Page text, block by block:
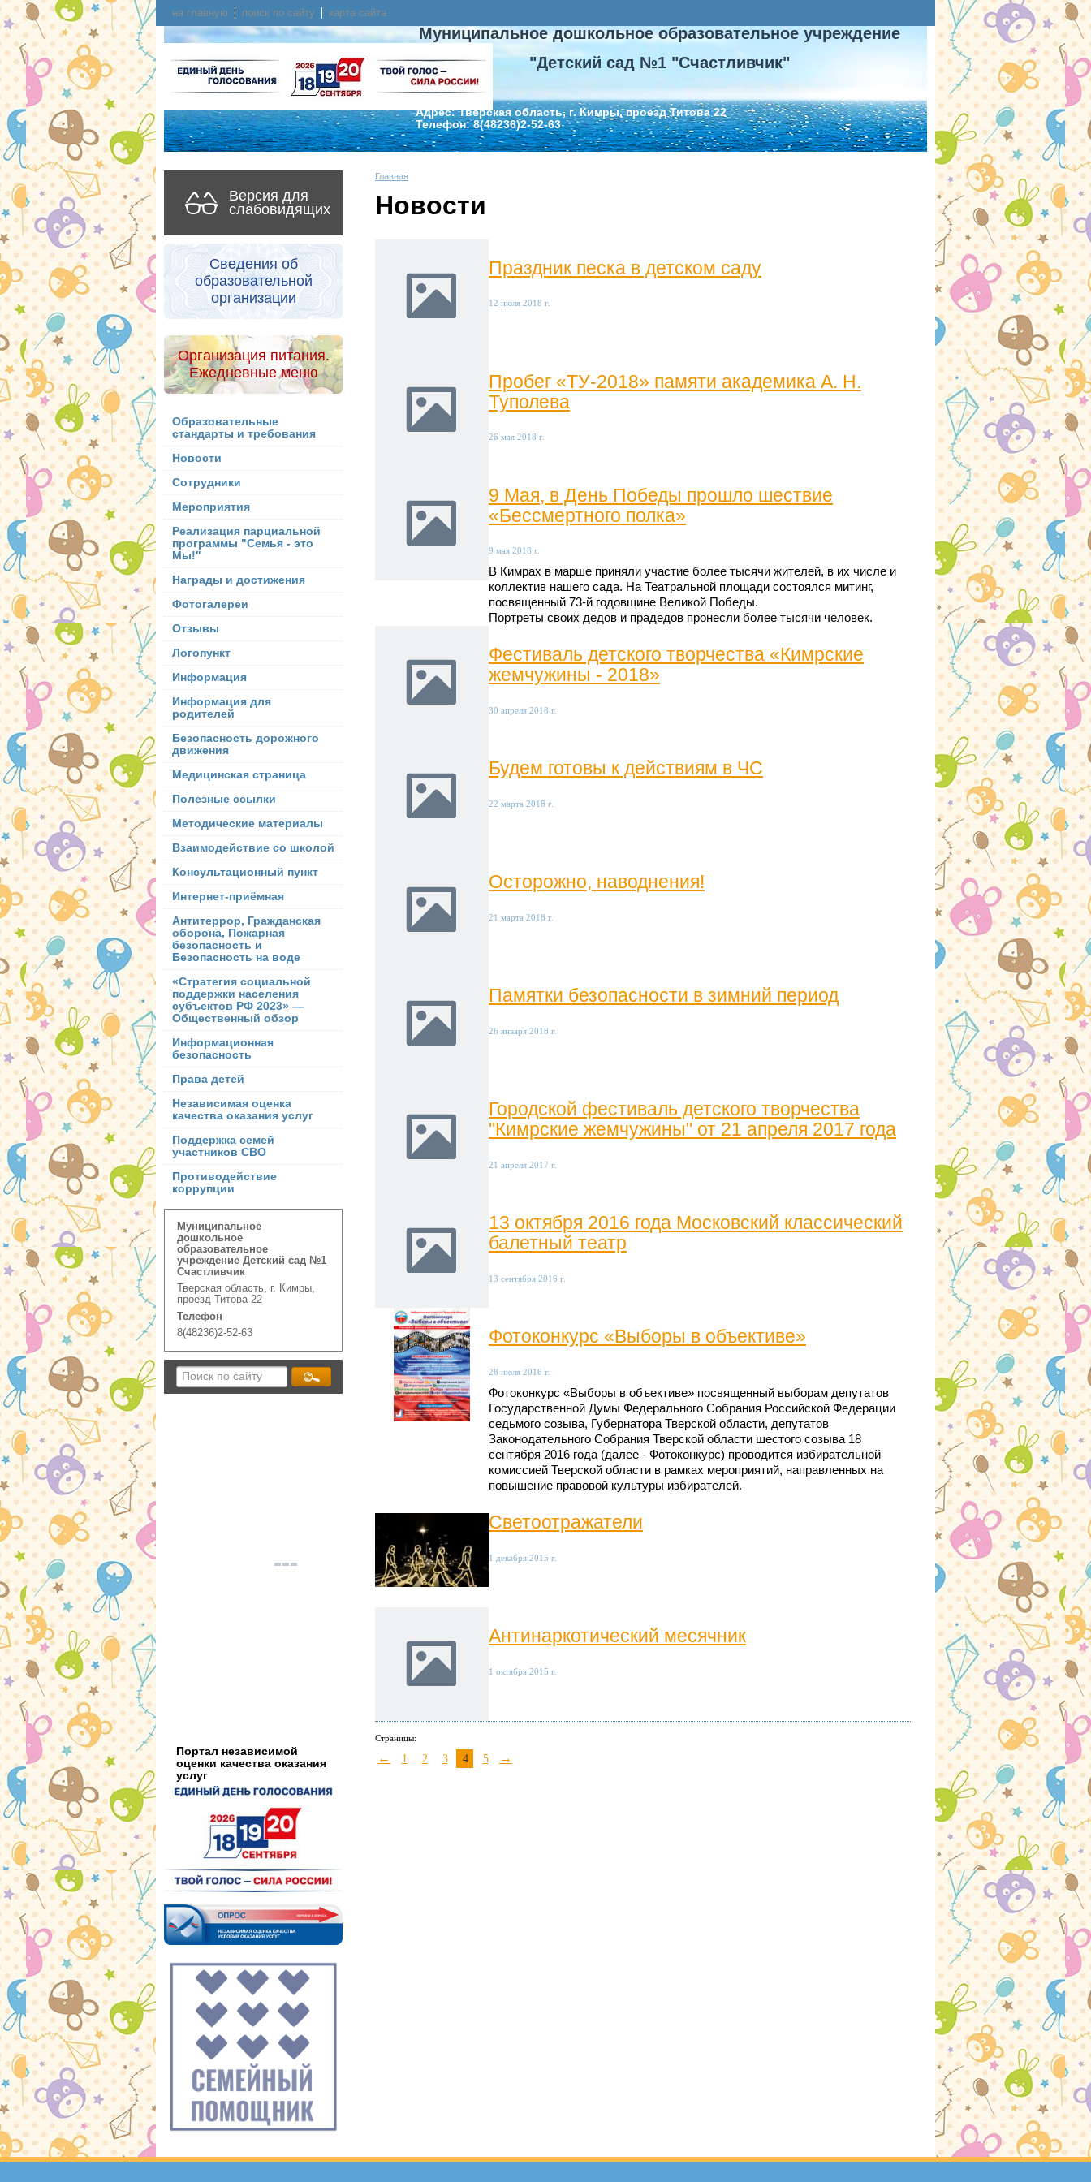
на главную поиск по сайту карта сайта
Муниципальное дошкольное образовательное учреждение
"Детский сад №1 "Счастливчик"
Адрес: Тверская область, г. Кимры, проезд Титова 22
Телефон: 8(48236)2-52-63
Версия для
слабовидящих
Сведения об
образовательной
организации
Организация питания.
Ежедневные меню
Образовательные
стандарты и требования
Новости
Сотрудники
Мероприятия
Реализация парциальной
программы "Семья - это
Мы!"
Награды и достижения
Фотогалереи
Отзывы
Логопункт
Информация
Информация для
родителей
Безопасность дорожного
движения
Медицинская страница
Полезные ссылки
Методические материалы
Взаимодействие со школой
Консультационный пункт
Интернет-приёмная
Антитеррор, Гражданская
оборона, Пожарная
безопасность и
Безопасность на воде
«Стратегия социальной
поддержки населения
субъектов РФ 2023» —
Общественный обзор
Информационная
безопасность
Права детей
Независимая оценка
качества оказания услуг
Поддержка семей
участников СВО
Противодействие
коррупции
Муниципальное
дошкольное
образовательное
учреждение Детский сад №1
Счастливчик
Тверская область, г. Кимры,
проезд Титова 22
Телефон
8(48236)2-52-63
Портал независимой
оценки качества оказания
услуг
Главная
Новости
Праздник песка в детском саду
12 июля 2018 г.
Пробег «ТУ-2018» памяти академика А. Н.
Туполева
26 мая 2018 г.
9 Мая, в День Победы прошло шествие
«Бессмертного полка»
9 мая 2018 г.
В Кимрах в марше приняли участие более тысячи жителей, в их числе и
коллектив нашего сада. На Театральной площади состоялся митинг,
посвященный 73-й годовщине Великой Победы.
Портреты своих дедов и прадедов пронесли более тысячи человек.
Фестиваль детского творчества «Кимрские
жемчужины - 2018»
30 апреля 2018 г.
Будем готовы к действиям в ЧС
22 марта 2018 г.
Осторожно, наводнения!
21 марта 2018 г.
Памятки безопасности в зимний период
26 января 2018 г.
Городской фестиваль детского творчества
"Кимрские жемчужины" от 21 апреля 2017 года
21 апреля 2017 г.
13 октября 2016 года Московский классический
балетный театр
13 сентября 2016 г.
Фотоконкурс «Выборы в объективе»
28 июля 2016 г.
Фотоконкурс «Выборы в объективе» посвященный выборам депутатов
Государственной Думы Федерального Собрания Российской Федерации
седьмого созыва, Губернатора Тверской области, депутатов
Законодательного Собрания Тверской области шестого созыва 18
сентября 2016 года (далее - Фотоконкурс) проводится избирательной
комиссией Тверской области в рамках мероприятий, направленных на
повышение правовой культуры избирателей.
Светоотражатели
1 декабря 2015 г.
Антинаркотический месячник
1 октября 2015 г.
Страницы:
← 1 2 3 4 5 →